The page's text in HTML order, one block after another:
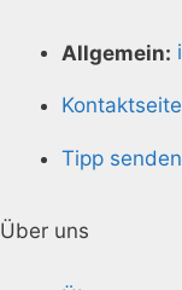
Allgemein:
Kontaktseite
Tipp senden
Über uns